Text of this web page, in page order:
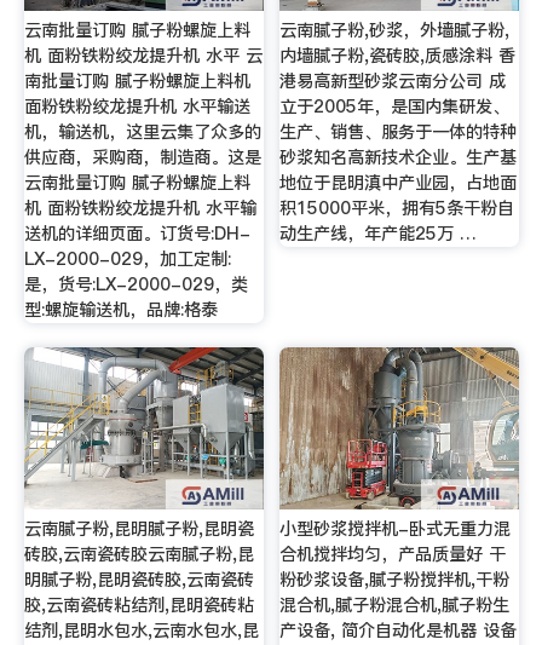
云南批量订购 腻子粉螺旋上料
机 面粉铁粉绞龙提升机 水平 云
南批量订购 腻子粉螺旋上料机
面粉铁粉绞龙提升机 水平输送
机，输送机，这里云集了众多的
供应商，采购商，制造商。这是
云南批量订购 腻子粉螺旋上料
机 面粉铁粉绞龙提升机 水平输
送机的详细页面。订货号:DH-
LX-2000-029，加工定制:
是，货号:LX-2000-029，类
型:螺旋输送机，品牌:格泰
云南腻子粉,砂浆，外墙腻子粉,
内墙腻子粉,瓷砖胶,质感涂料 香
港易高新型砂浆云南分公司 成
立于2005年，是国内集研发、
生产、销售、服务于一体的特种
砂浆知名高新技术企业。生产基
地位于昆明滇中产业园，占地面
积15000平米，拥有5条干粉自
动生产线，年产能25万 …
云南腻子粉,昆明腻子粉,昆明瓷
砖胶,云南瓷砖胶云南腻子粉,昆
明腻子粉,昆明瓷砖胶,云南瓷砖
胶,云南瓷砖粘结剂,昆明瓷砖粘
结剂,昆明水包水,云南水包水,昆
小型砂浆搅拌机-卧式无重力混
合机搅拌均匀，产品质量好 干
粉砂浆设备,腻子粉搅拌机,干粉
混合机,腻子粉混合机,腻子粉生
产设备, 简介自动化是机器 设备